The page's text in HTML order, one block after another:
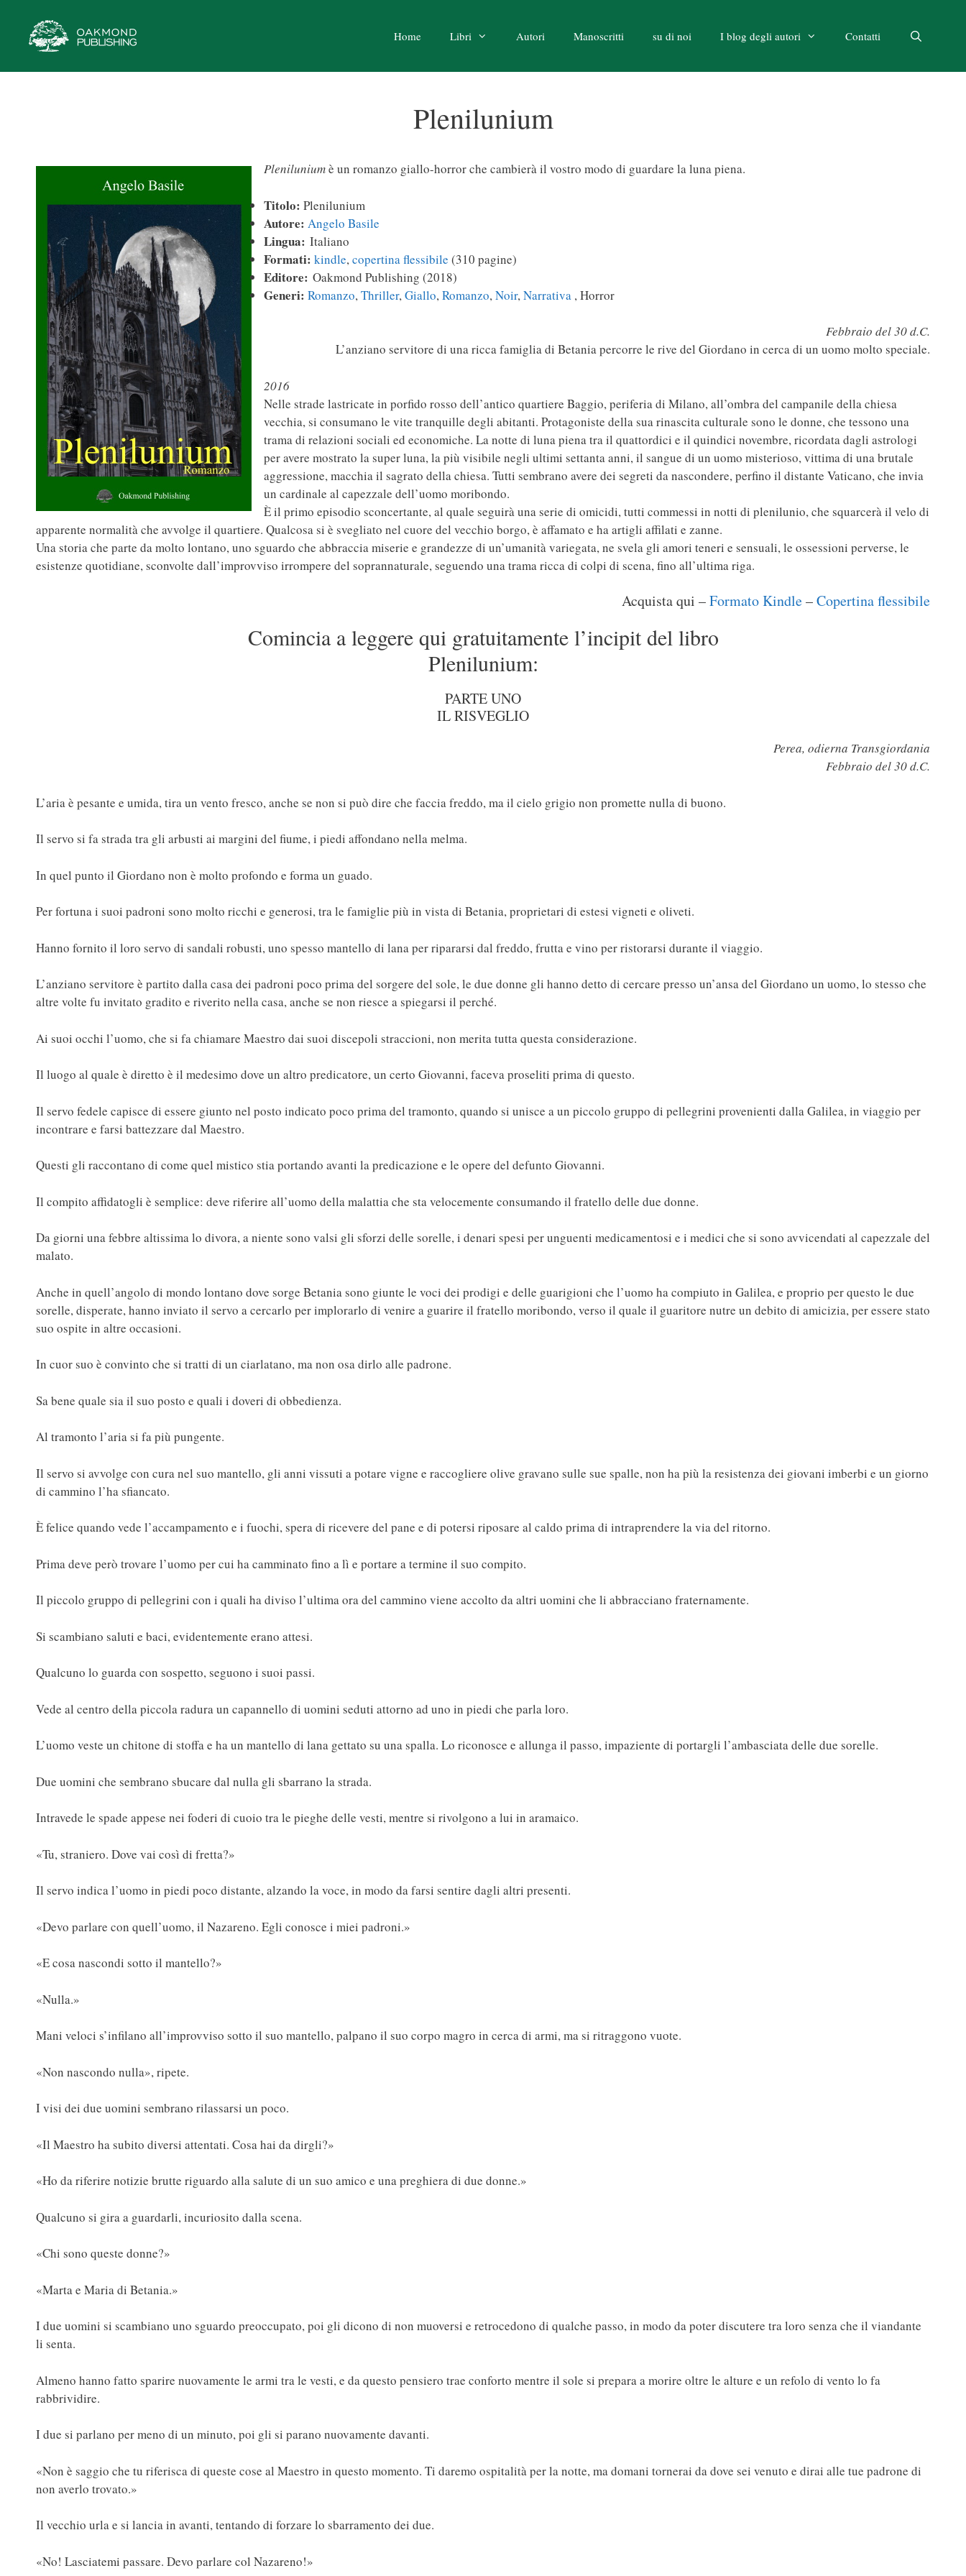
contenuto
Home Libri Autori Manoscritti su di noi I blog degli autori Contatti
Plenilunium
Pleniluniumè un romanzo giallo-horror che cambierà il vostro modo di guardare la luna piena.
Titolo: Plenilunium
Autore: Angelo Basile
Lingua: Italiano
Formati: kindle, copertina flessibile (310 pagine)
Editore: Oakmond Publishing (2018)
Generi: Romanzo, Thriller, Giallo, Romanzo, Noir, Narrativa , Horror
Febbraio del 30 d.C.
L’anziano servitore di una ricca famiglia di Betania percorre le rive del Giordano in cerca di un uomo molto speciale.
2016
Nelle strade lastricate in porfido rosso dell’antico quartiere Baggio, periferia di Milano, all’ombra del campanile della chiesa
vecchia, si consumano le vite tranquille degli abitanti. Protagoniste della sua rinascita culturale sono le donne, che tessono una
trama di relazioni sociali ed economiche. La notte di luna piena tra il quattordici e il quindici novembre, ricordata dagli astrologi
per avere mostrato la super luna, la più visibile negli ultimi settanta anni, il sangue di un uomo misterioso, vittima di una brutale
aggressione, macchia il sagrato della chiesa. Tutti sembrano avere dei segreti da nascondere, perfino il distante Vaticano, che invia
un cardinale al capezzale dell’uomo moribondo.
È il primo episodio sconcertante, al quale seguirà una serie di omicidi, tutti commessi in notti di plenilunio, che squarcerà il velo di
apparente normalità che avvolge il quartiere. Qualcosa si è svegliato nel cuore del vecchio borgo, è affamato e ha artigli affilati e zanne.
Una storia che parte da molto lontano, uno sguardo che abbraccia miserie e grandezze di un’umanità variegata, ne svela gli amori teneri e sensuali, le ossessioni perverse, le
esistenze quotidiane, sconvolte dall’improvviso irrompere del soprannaturale, seguendo una trama ricca di colpi di scena, fino all’ultima riga.
Acquista qui –Formato Kindle–Copertina flessibile
Comincia a leggere qui gratuitamente l’incipit del libro
Plenilunium:
PARTE UNO
IL RISVEGLIO
Perea, odierna Transgiordania
Febbraio del 30 d.C.
L’aria è pesante e umida, tira un vento fresco, anche se non si può dire che faccia freddo, ma il cielo grigio non promette nulla di buono.
Il servo si fa strada tra gli arbusti ai margini del fiume, i piedi affondano nella melma.
In quel punto il Giordano non è molto profondo e forma un guado.
Per fortuna i suoi padroni sono molto ricchi e generosi, tra le famiglie più in vista di Betania, proprietari di estesi vigneti e oliveti.
Hanno fornito il loro servo di sandali robusti, uno spesso mantello di lana per ripararsi dal freddo, frutta e vino per ristorarsi durante il viaggio.
L’anziano servitore è partito dalla casa dei padroni poco prima del sorgere del sole, le due donne gli hanno detto di cercare presso un’ansa del Giordano un uomo, lo stesso che
altre volte fu invitato gradito e riverito nella casa, anche se non riesce a spiegarsi il perché.
Ai suoi occhi l’uomo, che si fa chiamare Maestro dai suoi discepoli straccioni, non merita tutta questa considerazione.
Il luogo al quale è diretto è il medesimo dove un altro predicatore, un certo Giovanni, faceva proseliti prima di questo.
Il servo fedele capisce di essere giunto nel posto indicato poco prima del tramonto, quando si unisce a un piccolo gruppo di pellegrini provenienti dalla Galilea, in viaggio per
incontrare e farsi battezzare dal Maestro.
Questi gli raccontano di come quel mistico stia portando avanti la predicazione e le opere del defunto Giovanni.
Il compito affidatogli è semplice: deve riferire all’uomo della malattia che sta velocemente consumando il fratello delle due donne.
Da giorni una febbre altissima lo divora, a niente sono valsi gli sforzi delle sorelle, i denari spesi per unguenti medicamentosi e i medici che si sono avvicendati al capezzale del
malato.
Anche in quell’angolo di mondo lontano dove sorge Betania sono giunte le voci dei prodigi e delle guarigioni che l’uomo ha compiuto in Galilea, e proprio per questo le due
sorelle, disperate, hanno inviato il servo a cercarlo per implorarlo di venire a guarire il fratello moribondo, verso il quale il guaritore nutre un debito di amicizia, per essere stato
suo ospite in altre occasioni.
In cuor suo è convinto che si tratti di un ciarlatano, ma non osa dirlo alle padrone.
Sa bene quale sia il suo posto e quali i doveri di obbedienza.
Al tramonto l’aria si fa più pungente.
Il servo si avvolge con cura nel suo mantello, gli anni vissuti a potare vigne e raccogliere olive gravano sulle sue spalle, non ha più la resistenza dei giovani imberbi e un giorno
di cammino l’ha sfiancato.
È felice quando vede l’accampamento e i fuochi, spera di ricevere del pane e di potersi riposare al caldo prima di intraprendere la via del ritorno.
Prima deve però trovare l’uomo per cui ha camminato fino a lì e portare a termine il suo compito.
Il piccolo gruppo di pellegrini con i quali ha diviso l’ultima ora del cammino viene accolto da altri uomini che li abbracciano fraternamente.
Si scambiano saluti e baci, evidentemente erano attesi.
Qualcuno lo guarda con sospetto, seguono i suoi passi.
Vede al centro della piccola radura un capannello di uomini seduti attorno ad uno in piedi che parla loro.
L’uomo veste un chitone di stoffa e ha un mantello di lana gettato su una spalla. Lo riconosce e allunga il passo, impaziente di portargli l’ambasciata delle due sorelle.
Due uomini che sembrano sbucare dal nulla gli sbarrano la strada.
Intravede le spade appese nei foderi di cuoio tra le pieghe delle vesti, mentre si rivolgono a lui in aramaico.
«Tu, straniero. Dove vai così di fretta?»
Il servo indica l’uomo in piedi poco distante, alzando la voce, in modo da farsi sentire dagli altri presenti.
«Devo parlare con quell’uomo, il Nazareno. Egli conosce i miei padroni.»
«E cosa nascondi sotto il mantello?»
«Nulla.»
Mani veloci s’infilano all’improvviso sotto il suo mantello, palpano il suo corpo magro in cerca di armi, ma si ritraggono vuote.
«Non nascondo nulla», ripete.
I visi dei due uomini sembrano rilassarsi un poco.
«Il Maestro ha subito diversi attentati. Cosa hai da dirgli?»
«Ho da riferire notizie brutte riguardo alla salute di un suo amico e una preghiera di due donne.»
Qualcuno si gira a guardarli, incuriosito dalla scena.
«Chi sono queste donne?»
«Marta e Maria di Betania.»
I due uomini si scambiano uno sguardo preoccupato, poi gli dicono di non muoversi e retrocedono di qualche passo, in modo da poter discutere tra loro senza che il viandante
li senta.
Almeno hanno fatto sparire nuovamente le armi tra le vesti, e da questo pensiero trae conforto mentre il sole si prepara a morire oltre le alture e un refolo di vento lo fa
rabbrividire.
I due si parlano per meno di un minuto, poi gli si parano nuovamente davanti.
«Non è saggio che tu riferisca di queste cose al Maestro in questo momento. Ti daremo ospitalità per la notte, ma domani tornerai da dove sei venuto e dirai alle tue padrone di
non averlo trovato.»
Il vecchio urla e si lancia in avanti, tentando di forzare lo sbarramento dei due.
«No! Lasciatemi passare. Devo parlare col Nazareno!»